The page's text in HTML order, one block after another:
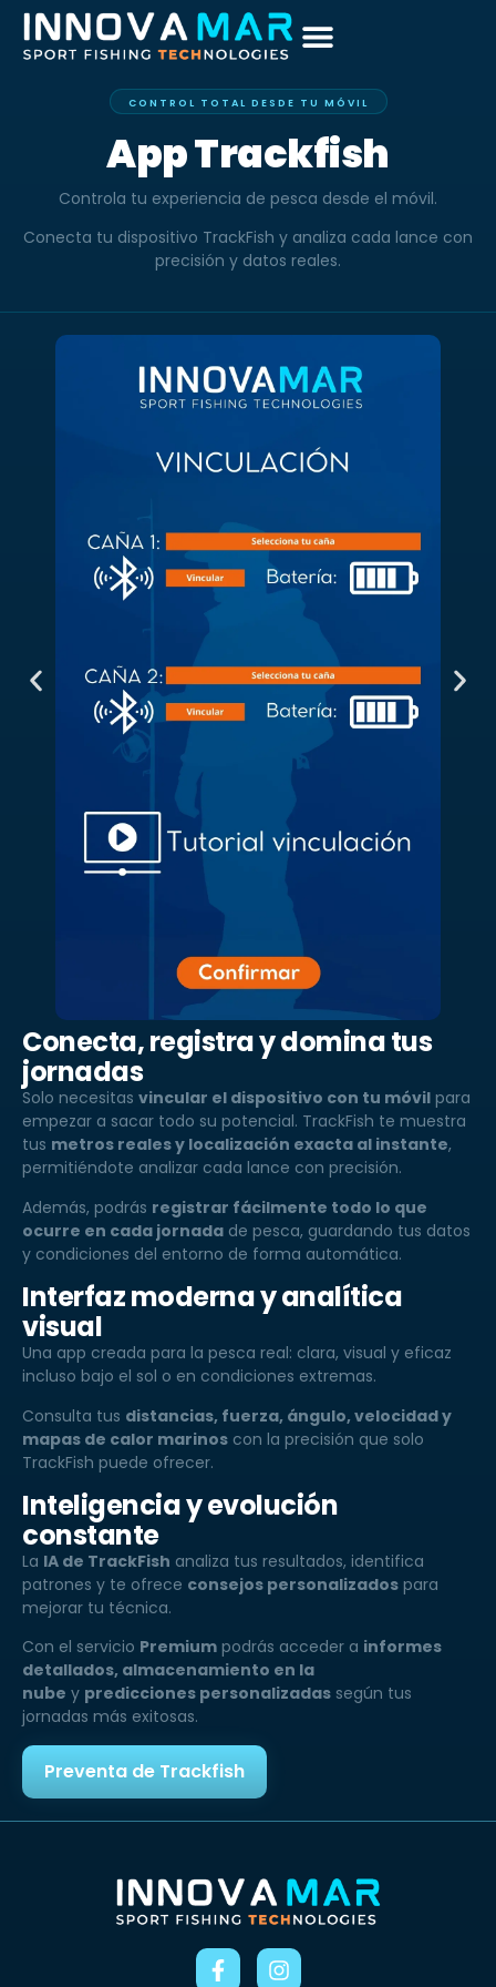
CONTROL TOTAL DESDE TU MÓVIL
App Trackfish
Controla tu experiencia de pesca desde el móvil.
Conecta tu dispositivo TrackFish y analiza cada lance con
precisión y datos reales.
Conecta, registra y domina tus
jornadas
Solo necesitas vincular el dispositivo con tu móvil para
empezar a sacar todo su potencial. TrackFish te muestra
tus metros reales y localización exacta al instante,
permitiéndote analizar cada lance con precisión.
Además, podrás registrar fácilmente todo lo que
ocurre en cada jornada de pesca, guardando tus datos
y condiciones del entorno de forma automática.
Interfaz moderna y analítica
visual
Una app creada para la pesca real: clara, visual y eficaz
incluso bajo el sol o en condiciones extremas.
Consulta tus distancias, fuerza, ángulo, velocidad y
mapas de calor marinos con la precisión que solo
TrackFish puede ofrecer.
Inteligencia y evolución
constante
La IA de TrackFish analiza tus resultados, identifica
patrones y te ofrece consejos personalizados para
mejorar tu técnica.
Con el servicio Premium podrás acceder a informes
detallados, almacenamiento en la
nube y predicciones personalizadas según tus
jornadas más exitosas.
Preventa de Trackfish